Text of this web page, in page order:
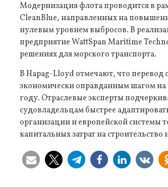
Модернизация флота проводится в
CleanBlue, направленных на
нулевым уровнем выбросов. В
предприятие WattSpan Maritime
решениях для морского транспорта.
В Hapag-Lloyd отмечают, что перевод
экономически оправданным шагом
году. Отраслевые эксперты
судовладельцам быстрее
организации и европейской системы
капитальных затрат на